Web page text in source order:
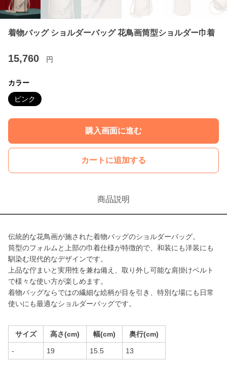
着物バッグ ショルダーバッグ 花鳥画筒型ショルダー巾着
15,760 円
カラー
ピンク
購入画面に進む
カートに追加する
商品説明
伝統的な花鳥画が施された着物バッグのショルダーバッグ。
筒型のフォルムと上部の巾着仕様が特徴的で、和装にも洋装にも
馴染む現代的なデザインです。
上品な佇まいと実用性を兼ね備え、取り外し可能な肩掛けベルト
で様々な使い方が楽しめます。
着物バッグならではの繊細な絵柄が目を引き、特別な場にも日常
使いにも最適なショルダーバッグです。
サイズ 高さ(cm) 幅(cm) 奥行(cm)
- 19 15.5 13